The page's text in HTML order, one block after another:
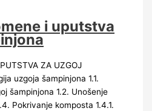
i uputstva
ZA UZGOJ
uzgoja šampinjona 1.1.
šampinjona 1.2. Unošenje
Pokrivanje komposta 1.4.1.